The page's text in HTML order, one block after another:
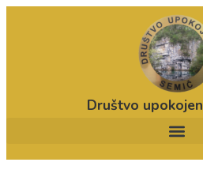
Društvo